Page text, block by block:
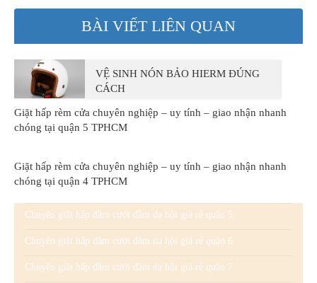
BÀI VIẾT LIÊN QUAN
VỆ SINH NÓN BẢO HIERM ĐÚNG
CÁCH
Giặt hấp rèm cửa chuyên nghiệp – uy tính – giao nhận nhanh
chóng tại quận 5 TPHCM
Giặt hấp rèm cửa chuyên nghiệp – uy tính – giao nhận nhanh
chóng tại quận 4 TPHCM
Chuyên giặt hấp đầm cưới đầm dạ hội giá rẻ quận 5
Chuyên giặt hấp đầm cưới đầm dạ hội giá rẻ quận 6
Chuyên giặt hấp đầm cưới đầm dạ hội giá rẻ quận 7